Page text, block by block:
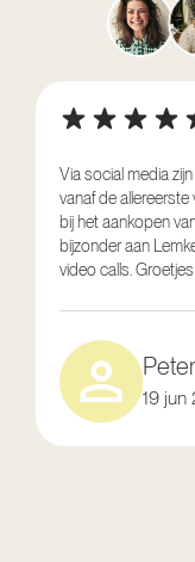
Via social media
vanaf de
bij het aankopen
bijzonder aan
video calls.
19 jun